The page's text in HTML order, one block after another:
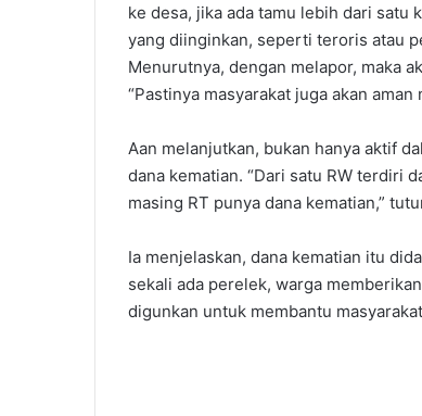
ke desa, jika ada tamu lebih dari satu
yang diinginkan, seperti teroris atau
Menurutnya, dengan melapor, maka
“Pastinya masyarakat juga akan aman
Aan melanjutkan, bukan hanya aktif
dana kematian. “Dari satu RW terdiri
masing RT punya dana kematian,”
Ia menjelaskan, dana kematian itu
sekali ada perelek, warga
digunkan untuk membantu